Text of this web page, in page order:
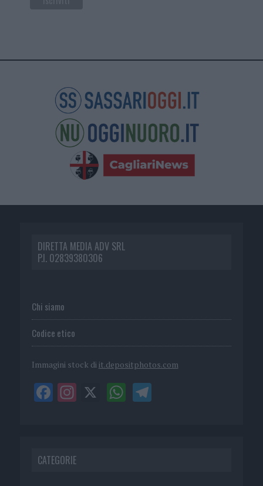
DIRETTA MEDIA ADV SRL
P.I. 02839380306
Chi siamo
Codice etico
Immagini stock di it.depositphotos.com
CATEGORIE